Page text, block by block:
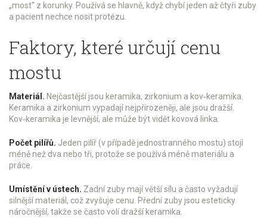
„most“ z korunky. Používá se hlavně, když chybí jeden až čtyři zuby
a pacient nechce nosit protézu.
Faktory, které určují cenu
mostu
Materiál. Nejčastější jsou keramika, zirkonium a kov‑keramika.
Keramika a zirkonium vypadají nejpřirozeněji, ale jsou dražší.
Kov‑keramika je levnější, ale může být vidět kovová linka.
Počet pilířů. Jeden pilíř (v případě jednostranného mostu) stojí
méně než dva nebo tři, protože se používá méně materiálu a
práce.
Umístění v ústech. Zadní zuby mají větší sílu a často vyžadují
silnější materiál, což zvyšuje cenu. Přední zuby jsou esteticky
náročnější, takže se často volí dražší keramika.